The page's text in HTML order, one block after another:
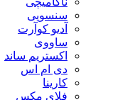
سنسویی
آدیو کوآرت
ساووی
اکستریم ساند
دی ام اس
کارینا
فلای مکس